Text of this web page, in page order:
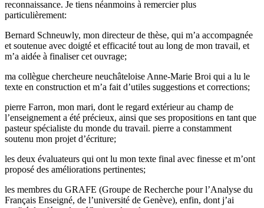
reconnaissance. Je tiens néanmoins à remercier plus
particulièrement:
Bernard Schneuwly, mon directeur de thèse, qui m’a accompagnée
et soutenue avec doigté et efficacité tout au long de mon travail, et
m’a aidée à finaliser cet ouvrage;
ma collègue chercheure neuchâteloise Anne-Marie Broi qui a lu le
texte en construction et m’a fait d’utiles suggestions et corrections;
pierre Farron, mon mari, dont le regard extérieur au champ de
l’enseignement a été précieux, ainsi que ses propositions en tant que
pasteur spécialiste du monde du travail. pierre a constamment
soutenu mon projet d’écriture;
les deux évaluateurs qui ont lu mon texte final avec finesse et m’ont
proposé des améliorations pertinentes;
les membres du GRAFE (Groupe de Recherche pour l’Analyse du
Français Enseigné, de l’université de Genève), enfin, dont j’ai